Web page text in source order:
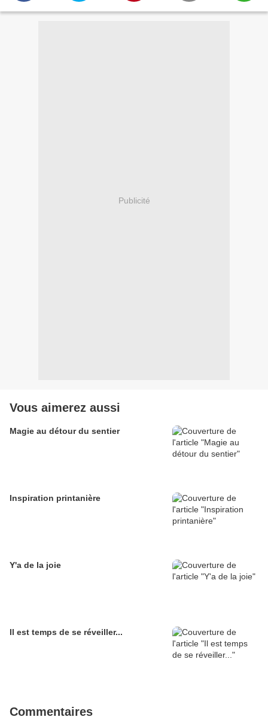
Publicité
Vous aimerez aussi
Magie au détour du sentier
Inspiration printanière
Y'a de la joie
Il est temps de se réveiller...
Commentaires